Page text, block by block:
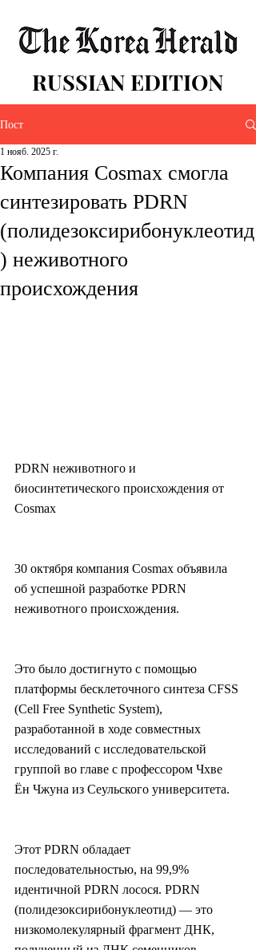
RUSSIAN EDITION
Пост
Компания Cosmax смогла
синтезировать PDRN
(полидезоксирибонуклеотид
) неживотного
происхождения
1 нояб. 2025 г.
PDRN неживотного и
биосинтетического происхождения от
Cosmax
30 октября компания Cosmax объявила
об успешной разработке PDRN
неживотного происхождения.
Это было достигнуто с помощью
платформы бесклеточного синтеза CFSS
(Cell Free Synthetic System),
разработанной в ходе совместных
исследований с исследовательской
группой во главе с профессором Чхве
Ён Чжуна из Сеульского университета.
Этот PDRN обладает
последовательностью, на 99,9%
идентичной PDRN лосося. PDRN
(полидезоксирибонуклеотид) — это
низкомолекулярный фрагмент ДНК,